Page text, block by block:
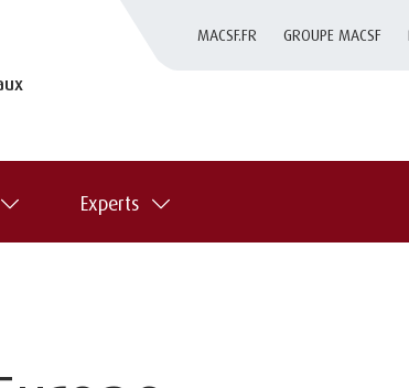
MACSF.FR GROUPE MACSF
Experts